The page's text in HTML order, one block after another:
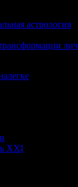
астрология
XXI